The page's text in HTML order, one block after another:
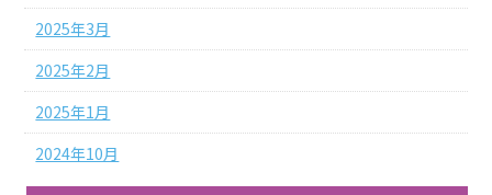
2025年3月
2025年2月
2025年1月
2024年10月